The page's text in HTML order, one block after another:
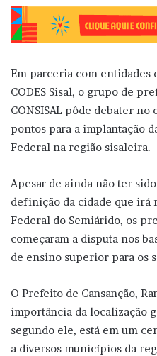
Em parceria com entidades
CODES Sisal, o grupo de
CONSISAL pôde debater
pontos para a implantação
Federal na região sisaleira.
Apesar de ainda não ter
definição da cidade que irá
Federal do Semiárido, os
começaram a disputa nos
de ensino superior para os
O Prefeito de Cansanção,
importância da localização
segundo ele, está em um
a diversos municípios da